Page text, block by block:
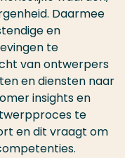
Daarmee
en
te
van ontwerpers
en diensten naar
insights en
te
en dit vraagt om